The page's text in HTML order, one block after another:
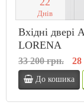
Днів
Вхідні
LORENA
33 200 грн. 28
До кошика